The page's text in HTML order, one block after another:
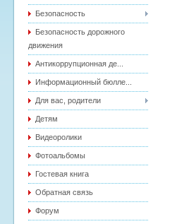
Безопасность
Безопасность дорожного
движения
Антикоррупционная де...
Информационный бюлле...
Для вас, родители
Детям
Видеоролики
Фотоальбомы
Гостевая книга
Обратная связь
Форум